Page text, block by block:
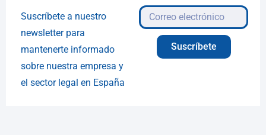
Suscríbete a nuestro
newsletter para
mantenerte informado
sobre nuestra empresa y
el sector legal en España
Suscríbete